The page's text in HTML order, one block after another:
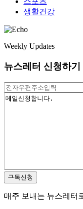
생활건강
Weekly Updates
뉴스레터 신청하기
구독신청
매주 보내는 뉴스레터